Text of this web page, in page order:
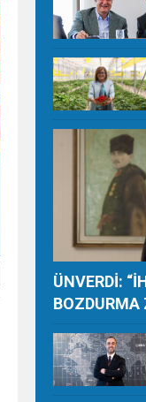
ÜNVERDİ:
BOZDURMA